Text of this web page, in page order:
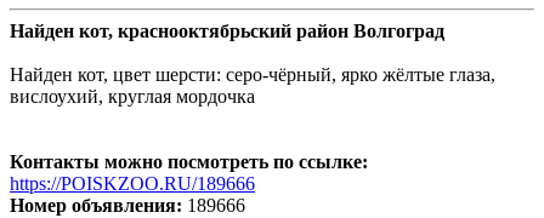
Найден кот, краснооктябрьский район Волгоград
Найден кот, цвет шерсти: серо-чёрный, ярко жёлтые глаза,
вислоухий, круглая мордочка
Контакты можно посмотреть по ссылке:
https://POISKZOO.RU/189666
Номер объявления: 189666